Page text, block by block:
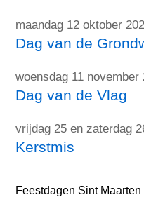
maandag 12 oktober
Dag van de
woensdag 11 november
Dag van de Vlag
vrijdag 25 en zaterdag
Kerstmis
Feestdagen Sint Maarten